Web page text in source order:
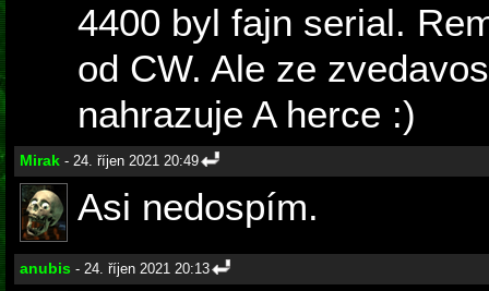
4400 byl fajn serial.
od CW. Ale ze
nahrazuje A herce :)
Mirak - 24. říjen 2021 20:49
Asi nedospím.
anubis - 24. říjen 2021 20:13